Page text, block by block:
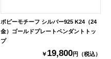
ポピーモチーフ シルバー925 K24（24
金）ゴールドプレートペンダントトッ
プ
￥ 19,800円（税込）